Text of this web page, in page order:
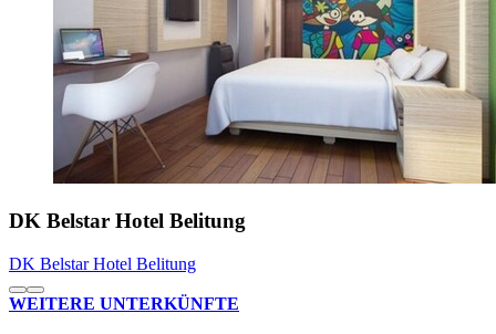
DK Belstar Hotel Belitung
DK Belstar Hotel Belitung
WEITERE UNTERKÜNFTE